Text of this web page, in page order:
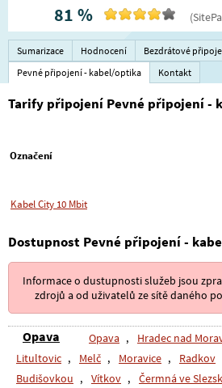
81 % (
Sumarizace Hodnocení
Bezdrátové
Pevné připojení - kabel/optika
Kontakt
Tarify připojení Pevné připojení -
Označení
Kabel City 10 Mbit
Dostupnost Pevné připojení -
Informace o dustupnosti služeb jsou
zdrojů a od uživatelů ze sítě daného
Opava Opava , Hradec nad
Litultovic , Melč , Moravice , Radkov
Budišovkou , Vítkov , Čermná ve